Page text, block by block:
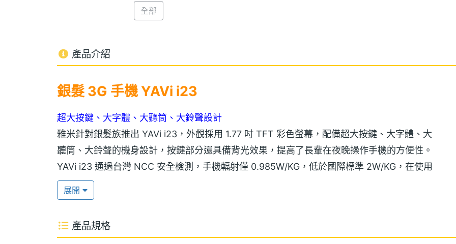
全部
產品介紹
銀髮 3G 手機 YAVi i23
超大按鍵、大字體、大聽筒、大鈴聲設計
雅米針對銀髮族推出 YAVi i23，外觀採用 1.77 吋 TFT 彩色螢幕，配備超大按鍵、大字體、大
聽筒、大鈴聲的機身設計，按鍵部分還具備背光效果，提高了長輩在夜晚操作手機的方便性。
YAVi i23 通過台灣 NCC 安全檢測，手機輻射僅 0.985W/KG，低於國際標準 2W/KG，在使用
上更加安全，讓你更放心交給長輩使用。
YAVi i23 為了讓手機符合軍人等族群使用，特別將相機功能拿掉，但仍保留 FM 廣播、LED
展開
產品規格